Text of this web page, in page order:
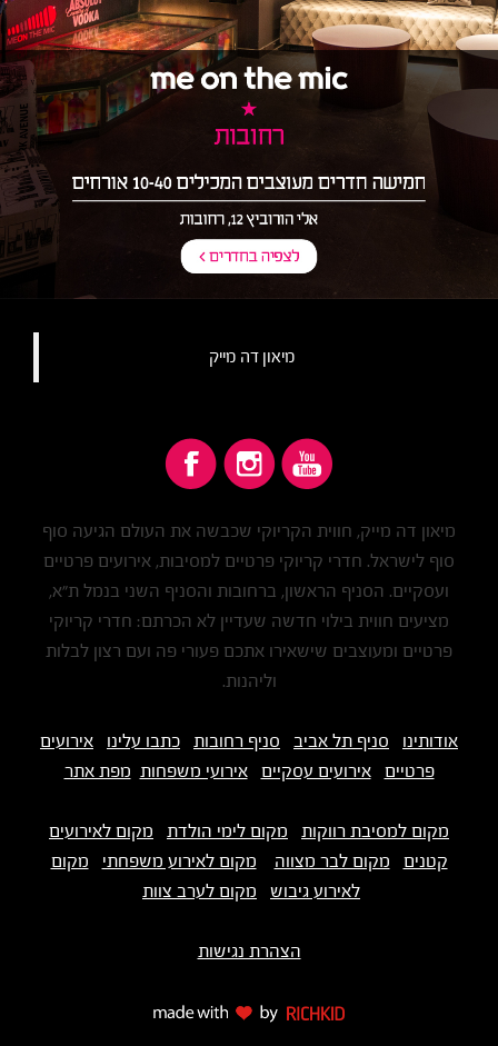
מיאון דה מייק‏
מיאון דה מייק, חווית הקריוקי שכבשה את העולם הגיעה סוף
סוף לישראל. חדרי קריוקי פרטיים למסיבות, אירועים פרטיים
ועסקיים. הסניף הראשון, ברחובות והסניף השני בנמל ת"א,
מציעים חווית בילוי חדשה שעדיין לא הכרתם: חדרי קריוקי
פרטיים ומעוצבים שישאירו אתכם פעורי פה ועם רצון לבלות
וליהנות.
אודותינו סניף תל אביב סניף רחובות כתבו עלינו
אירועים
פרטיים
אירועים עסקיים אירועי משפחות מפת אתר
מקום למסיבת רווקות מקום לימי הולדת
מקום לאירועים
קטנים
מקום לבר מצווה מקום לאירוע משפחתי
מקום
לאירוע גיבוש
מקום לערב צוות
הצהרת נגישות